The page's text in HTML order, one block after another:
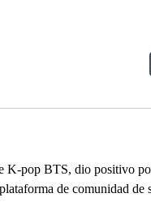
NOTIFICATIONS ABOUT NEW
pop BTS, dio positivo
de comunidad de